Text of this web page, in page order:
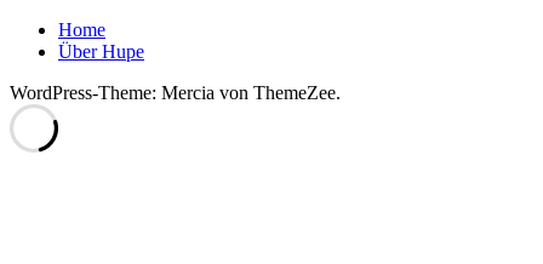
Home
Über Hupe
WordPress-Theme: Mercia von ThemeZee.